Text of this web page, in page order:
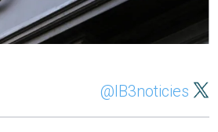
@IB3noticies